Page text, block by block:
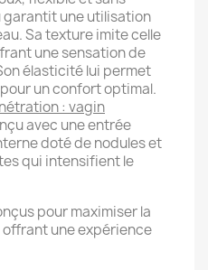
une utilisation
Sa texture imite celle
une sensation de
élasticité lui permet
un confort optimal.
: vagin
avec une entrée
doté de nodules et
qui intensifient le
pour maximiser la
une expérience